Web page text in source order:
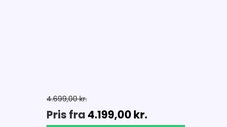
4.699,00 kr.
Pris fra 4.199,00 kr.